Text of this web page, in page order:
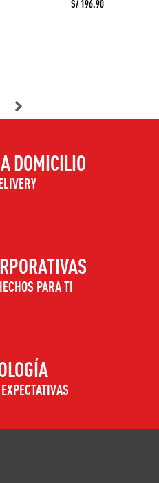
S/ 196.90
DOMICILIO
PARA TI